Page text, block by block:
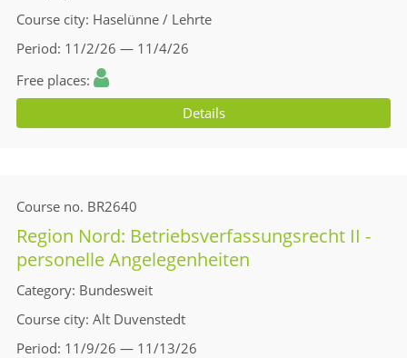
Course city Haselünne / Lehrte
Period 11/2/26 — 11/4/26
Free places
Details
Course no. BR2640
Region Nord: Betriebsverfassungsrecht II -
personelle Angelegenheiten
Category Bundesweit
Course city Alt Duvenstedt
Period 11/9/26 — 11/13/26